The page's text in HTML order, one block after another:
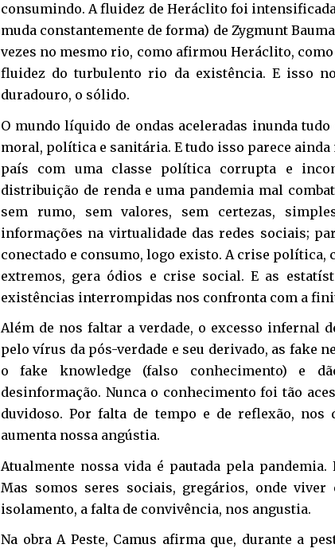
consumindo. A fluidez de Heráclito foi
muda constantemente de forma) de Zygmunt
vezes no mesmo rio, como afirmou Heráclito,
fluidez do turbulento rio da existência. E isso
duradouro, o sólido.
O mundo líquido de ondas aceleradas inunda
moral, política e sanitária. E tudo isso parece
país com uma classe política corrupta e
distribuição de renda e uma pandemia mal
sem rumo, sem valores, sem certezas,
informações na virtualidade das redes sociais;
conectado e consumo, logo existo. A crise política,
extremos, gera ódios e crise social. E as
existências interrompidas nos confronta com a
Além de nos faltar a verdade, o excesso infernal
pelo vírus da pós-verdade e seu derivado, as fake
o fake knowledge (falso conhecimento) e
desinformação. Nunca o conhecimento foi tão
duvidoso. Por falta de tempo e de reflexão, nos
aumenta nossa angústia.
Atualmente nossa vida é pautada pela
Mas somos seres sociais, gregários, onde
isolamento, a falta de convivência, nos angustia.
Na obra A Peste, Camus afirma que, durante a